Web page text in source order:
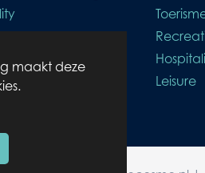
maakt deze
Leisure